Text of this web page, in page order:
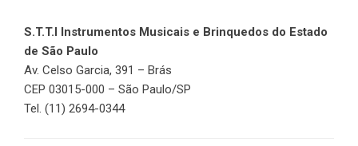
S.T.T.I Instrumentos Musicais e Brinquedos do Estado
de São Paulo
Av. Celso Garcia, 391 – Brás
CEP 03015-000 – São Paulo/SP
Tel. (11) 2694-0344